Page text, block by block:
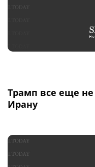
Трамп все еще
Ирану